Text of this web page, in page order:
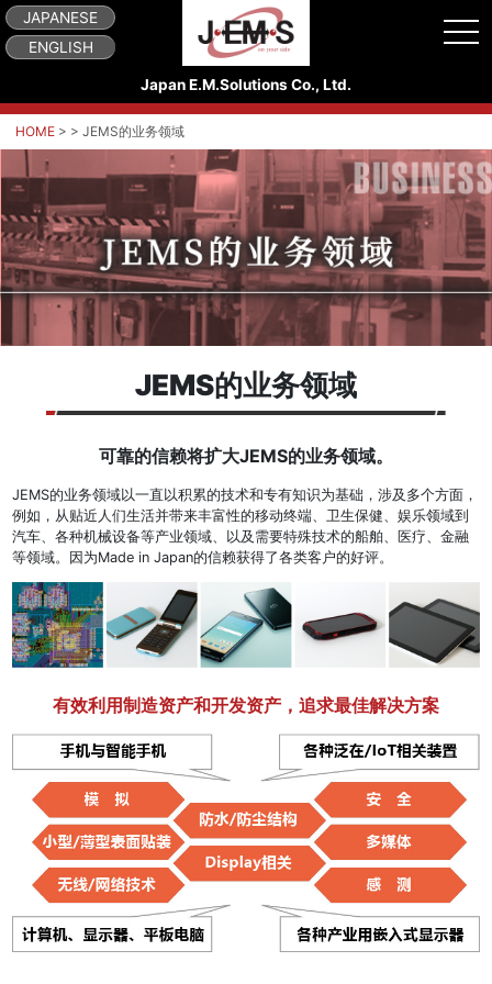
Japan E.M.Solutions Co., Ltd.
JAPANESE
ENGLISH
HOME > > JEMS的业务领域
JEMS的业务领域
可靠的信赖将扩大JEMS的业务领域。
JEMS的业务领域以一直以积累的技术和专有知识为基础，涉及多个方面，
例如，从贴近人们生活并带来丰富性的移动终端、卫生保健、娱乐领域到
汽车、各种机械设备等产业领域、以及需要特殊技术的船舶、医疗、金融
等领域。因为Made in Japan的信赖获得了各类客户的好评。
有效利用制造资产和开发资产，追求最佳解决方案